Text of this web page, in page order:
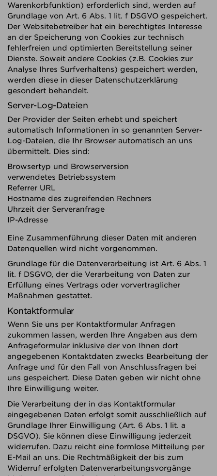
Warenkorbfunktion) erforderlich sind, werden auf
Grundlage von Art. 6 Abs. 1 lit. f DSGVO gespeichert.
Der Websitebetreiber hat ein berechtigtes Interesse
an der Speicherung von Cookies zur technisch
fehlerfreien und optimierten Bereitstellung seiner
Dienste. Soweit andere Cookies (z.B. Cookies zur
Analyse Ihres Surfverhaltens) gespeichert werden,
werden diese in dieser Datenschutzerklärung
gesondert behandelt.
Server-Log-Dateien
Der Provider der Seiten erhebt und speichert
automatisch Informationen in so genannten Server-
Log-Dateien, die Ihr Browser automatisch an uns
übermittelt. Dies sind:
Browsertyp und Browserversion
verwendetes Betriebssystem
Referrer URL
Hostname des zugreifenden Rechners
Uhrzeit der Serveranfrage
IP-Adresse
Eine Zusammenführung dieser Daten mit anderen
Datenquellen wird nicht vorgenommen.
Grundlage für die Datenverarbeitung ist Art. 6 Abs. 1
lit. f DSGVO, der die Verarbeitung von Daten zur
Erfüllung eines Vertrags oder vorvertraglicher
Maßnahmen gestattet.
Kontaktformular
Wenn Sie uns per Kontaktformular Anfragen
zukommen lassen, werden Ihre Angaben aus dem
Anfrageformular inklusive der von Ihnen dort
angegebenen Kontaktdaten zwecks Bearbeitung der
Anfrage und für den Fall von Anschlussfragen bei
uns gespeichert. Diese Daten geben wir nicht ohne
Ihre Einwilligung weiter.
Die Verarbeitung der in das Kontaktformular
eingegebenen Daten erfolgt somit ausschließlich auf
Grundlage Ihrer Einwilligung (Art. 6 Abs. 1 lit. a
DSGVO). Sie können diese Einwilligung jederzeit
widerrufen. Dazu reicht eine formlose Mitteilung per
E-Mail an uns. Die Rechtmäßigkeit der bis zum
Widerruf erfolgten Datenverarbeitungsvorgänge